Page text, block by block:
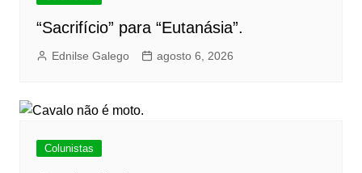
“Sacrifício” para “Eutanásia”.
Ednilse Galego agosto 6, 2026
Colunistas